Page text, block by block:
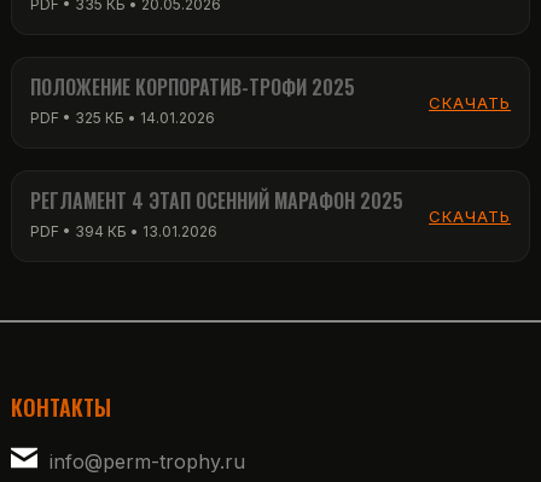
РЕГЛАМЕНТ ВЕСЕННИЙ МАРАФОН 2026
ПОЛОЖЕНИЕ КОРПОРАТИВ-ТРОФИ 2025
РЕГЛАМЕНТ 4 ЭТАП ОСЕННИЙ МАРАФОН 2025
КОНТАКТЫ